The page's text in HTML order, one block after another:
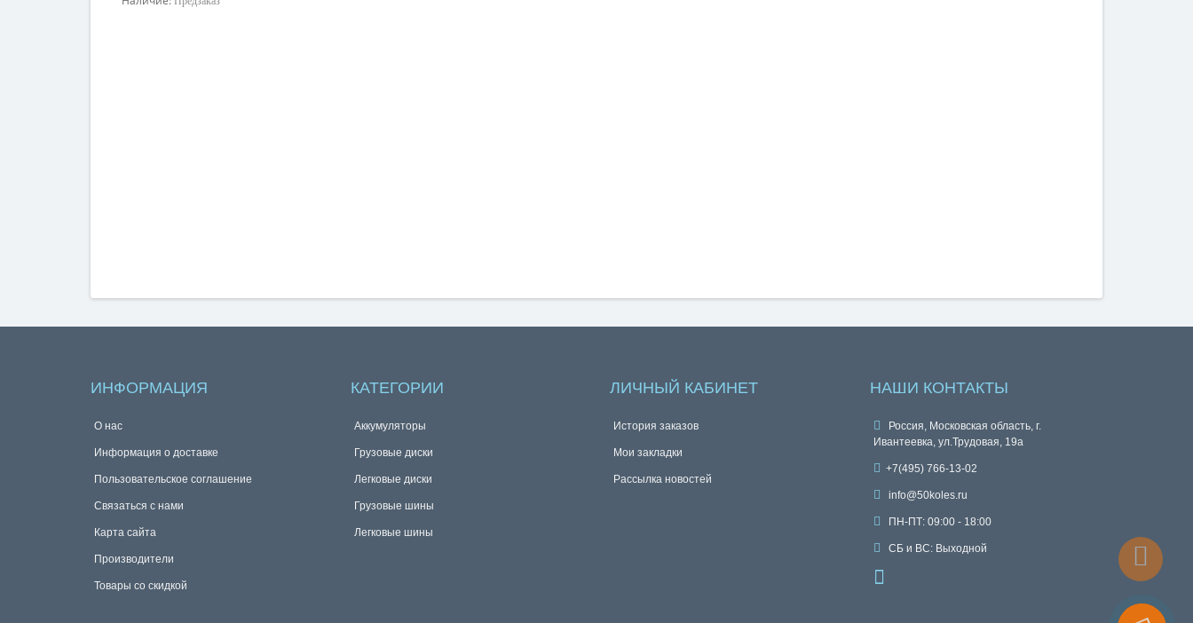
Узнать цену
ИНФОРМАЦИЯ
О нас
Информация о доставке
Пользовательское соглашение
Связаться с нами
Карта сайта
Производители
Товары со скидкой
КАТЕГОРИИ
Аккумуляторы
Грузовые диски
Легковые диски
Грузовые шины
Легковые шины
ЛИЧНЫЙ КАБИНЕТ
История заказов
Мои закладки
Рассылка новостей
НАШИ КОНТАКТЫ
Россия, Московская область, г.
Ивантеевка, ул.Трудовая, 19а
+7(495) 766-13-02
info@50koles.ru
ПН-ПТ: 09:00 - 18:00
СБ и ВС: Выходной